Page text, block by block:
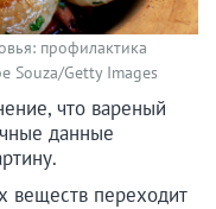
профилактика
Souza/Getty Images
что вареный
данные
веществ переходит